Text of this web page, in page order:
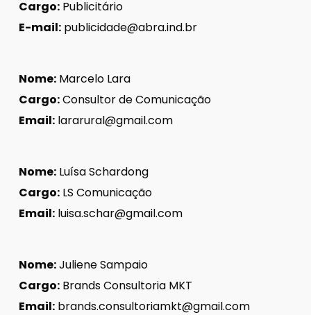
Cargo: Publicitário
E-mail: publicidade@abra.ind.br
Nome: Marcelo Lara
Cargo:Consultor de Comunicação
Email: lararural@gmail.com
Nome: Luísa Schardong
Cargo: LS Comunicação
Email: luisa.schar@gmail.com
Nome:Juliene Sampaio
Cargo: Brands Consultoria MKT
Email: brands.consultoriamkt@gmail.com